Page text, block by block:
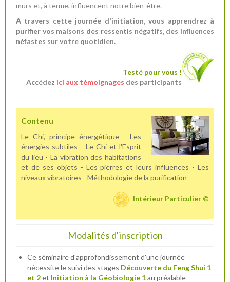
murs et, à terme, influencent notre bien-être.
A travers cette journée d'initiation, vous apprendrez à
purifier vos maisons des ressentis négatifs, des influences
néfastes sur votre quotidien.
Testé pour vous !
Accédez ici aux témoignages des participants
Contenu
Le Chi, principe énergétique - Les
énergies subtiles - Le Chi et l'Esprit
du lieu - La vibration des habitations
et de ses objets - Les pierres et leurs influences - Les
niveaux vibratoires - Méthodologie de la purification
Intérieur Particulier ©
Modalités d'inscription
Ce séminaire d'approfondissement d'une journée
nécessite le suivi des stages Découverte du Feng Shui 1
et 2et Initiation à la Géobiologie 1au préalable